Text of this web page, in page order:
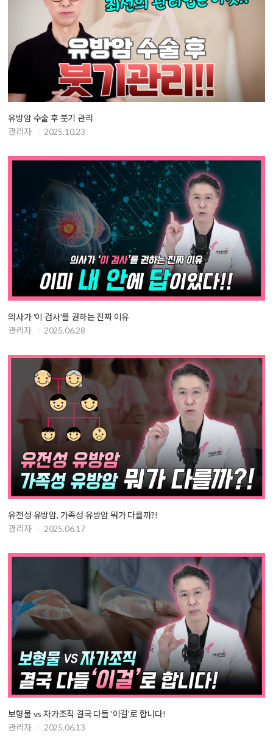
유방암 수술 후 붓기 관리
관리자
2025.10.23
의사가 '이 검사'를 권하는 진짜 이유
관리자
2025.06.28
유전성 유방암, 가족성 유방암 뭐가 다를까?!
관리자
2025.06.17
보형물 vs 자가조직 결국 다들 '이걸'로 합니다!
관리자
2025.06.13